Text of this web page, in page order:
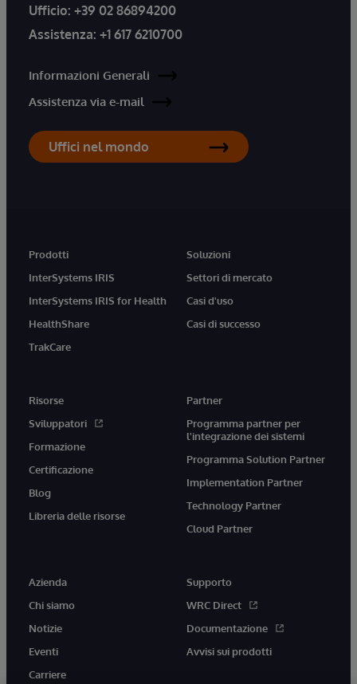
Ufficio: +39 02 86894200
Assistenza: +1 617 6210700
Informazioni Generali
Assistenza via e-mail
Uffici nel mondo
Prodotti
InterSystems IRIS
InterSystems IRIS for Health
HealthShare
TrakCare
Soluzioni
Settori di mercato
Casi d'uso
Casi di successo
Risorse
Sviluppatori
Formazione
Certificazione
Blog
Libreria delle risorse
Partner
Programma partner per
l'integrazione dei sistemi
Programma Solution Partner
Implementation Partner
Technology Partner
Cloud Partner
Azienda
Chi siamo
Notizie
Eventi
Carriere
Supporto
WRC Direct
Documentazione
Avvisi sui prodotti